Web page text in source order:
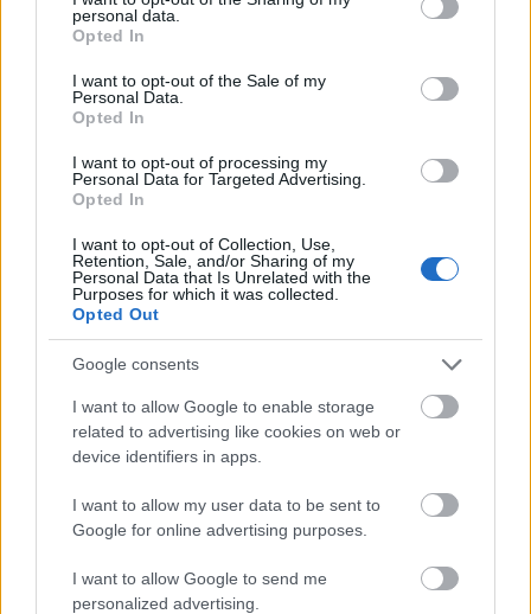
grant or deny consent to Google and its third-party tags to
use your data for below specified purposes in below Google
consent section.
personal data.
Opted In
I want to opt-out of the Sale of my
Personal Data.
Opted In
I want to opt-out of processing my
Personal Data for Targeted Advertising.
Opted In
I want to opt-out of Collection, Use,
Retention, Sale, and/or Sharing of my
Personal Data that Is Unrelated with the
Purposes for which it was collected.
Opted Out
Google consents
I want to allow Google to enable storage
related to advertising like cookies on web or
device identifiers in apps.
I want to allow my user data to be sent to
Google for online advertising purposes.
I want to allow Google to send me
personalized advertising.
több mint 3 millió műtárgyból áll. Területe
meghaladja a 233 ezer négyzetmétert,
mintegy kétezer terme van. Tíz év sem lenne
elég, hogy valaki csak egy percet is eltöltsön
egy-egy tárgy előtt. A múzeumi séta tíz
kilométert tesz ki.
A British Museum a jubileumra kölcsönadta a
szentpétervári Ermitázs múzeumnak az
Elgin-márványok néven közismert, Athén
által hosszú ideje visszakövetelt görög
régészeti kincs egyik szobrát. Antonisz
Szamarasz görög miniszterelnök Athénban
kiadott közleményében provokatívnak
nevezte a londoni intézmény lépését. Neil
MacGregor, a londoni múzeum igazgatója is
elkísérte az athéni Parthenonról származó,
évfordulóját ünneplő orosz múzeumba.